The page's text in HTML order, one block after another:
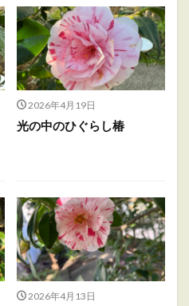
2026年4月19日
光の中のひぐらし椿
2026年4月13日